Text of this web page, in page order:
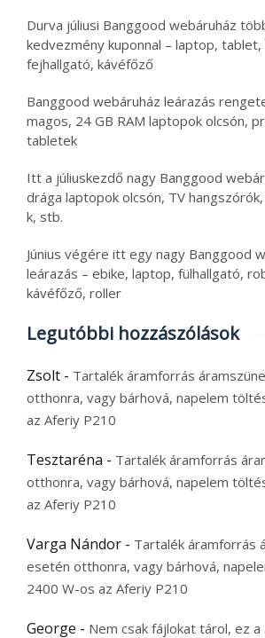
Durva júliusi Banggood webáruház
kedvezmény kuponnal – laptop,
fejhallgató, kávéfőző
Banggood webáruház leárazás
magos, 24 GB RAM laptopok olcsón,
tabletek
Itt a júliuskezdő nagy Banggood
drága laptopok olcsón, TV
k, stb.
Június végére itt egy nagy Banggood
leárazás – ebike, laptop, fülhallgató,
kávéfőző, roller
Legutóbbi hozzászólások
Zsolt - Tartalék áramforrás
otthonra, vagy bárhová, napelem
az Aferiy P210
Tesztaréna - Tartalék áramforrás
otthonra, vagy bárhová, napelem
az Aferiy P210
Varga Nándor - Tartalék áramforrás
esetén otthonra, vagy bárhová,
2400 W-os az Aferiy P210
George - Nem csak fájlokat tárol, ez